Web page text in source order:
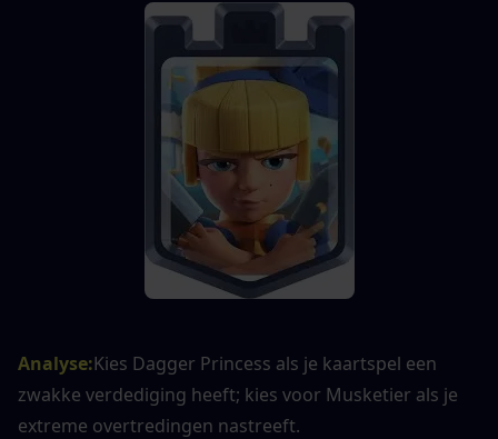
Analyse:Kies Dagger Princess als je kaartspel een
zwakke verdediging heeft; kies voor Musketier als je
extreme overtredingen nastreeft.